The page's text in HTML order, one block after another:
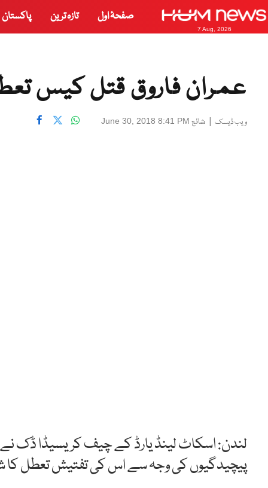
7 Aug, 2026
صفحۂ اول تازہ ترین پاکستان
عمران فاروق قتل کیس
ویب ڈیسک | شائع June 30, 2018 8:41 PM
لندن: اسکاٹ لینڈ یارڈ کے چیف کریسیڈا ڈک
پیچیدگیوں کی وجہ سے اس کی تفتیش تعطل کا